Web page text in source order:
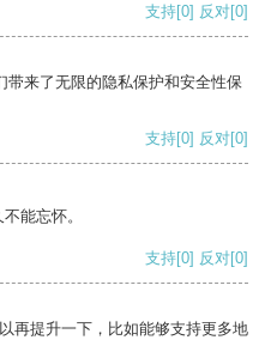
支持[0] 反对[0]
来了无限的隐私保护和安全性保
支持[0] 反对[0]
能忘怀。
支持[0] 反对[0]
再提升一下，比如能够支持更多地